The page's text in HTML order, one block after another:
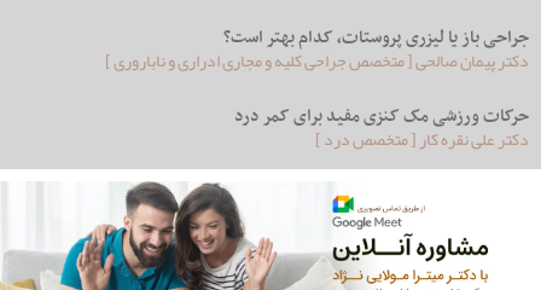
جراحی باز یا لیزری پروستات، کدام بهتر است؟
دکتر پیمان صالحی [ متخصص جراحی کلیه و مجاری ادراری و ناباروری ]
حرکات ورزشی مک کنزی مفید برای کمر درد
دکتر علی نقره کار [ متخصص درد ]